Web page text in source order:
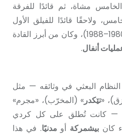
الخامس مشاة، ثم قائدًا للفرقة
ولاحقًا قائدًا للفيلق الأول
خلال حرب إيران–العراق (1980–1988)، وكان من أبرز القادة
أنفال.
البعثي في وثائقه — مثل
«تێكدر» (المخرّب)، «مجرم»
— كانت تُطلق على كل كردي
كان بيشمركة أو مدنيًا. في هذا